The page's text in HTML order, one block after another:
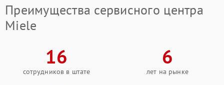
Преимущества сервисного центра
Miele
16
сотрудников в штате
6
лет на рынке